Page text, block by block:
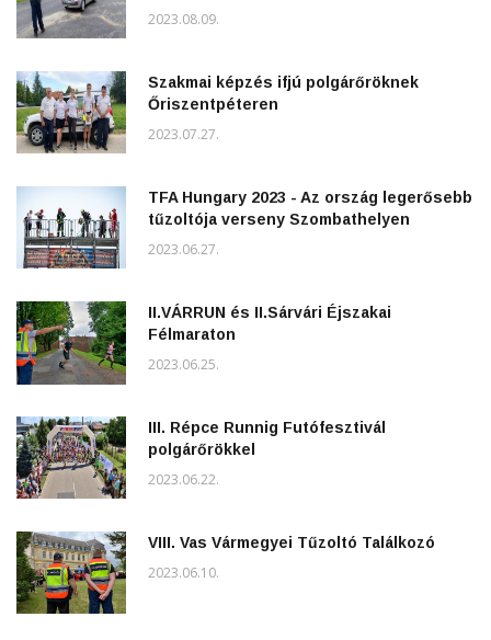
2023.08.09.
Szakmai képzés ifjú polgárőröknek
Őriszentpéteren
2023.07.27.
TFA Hungary 2023 - Az ország legerősebb
tűzoltója verseny Szombathelyen
2023.06.27.
II.VÁRRUN és II.Sárvári Éjszakai
Félmaraton
2023.06.25.
III. Répce Runnig Futófesztivál
polgárőrökkel
2023.06.22.
VIII. Vas Vármegyei Tűzoltó Találkozó
2023.06.10.